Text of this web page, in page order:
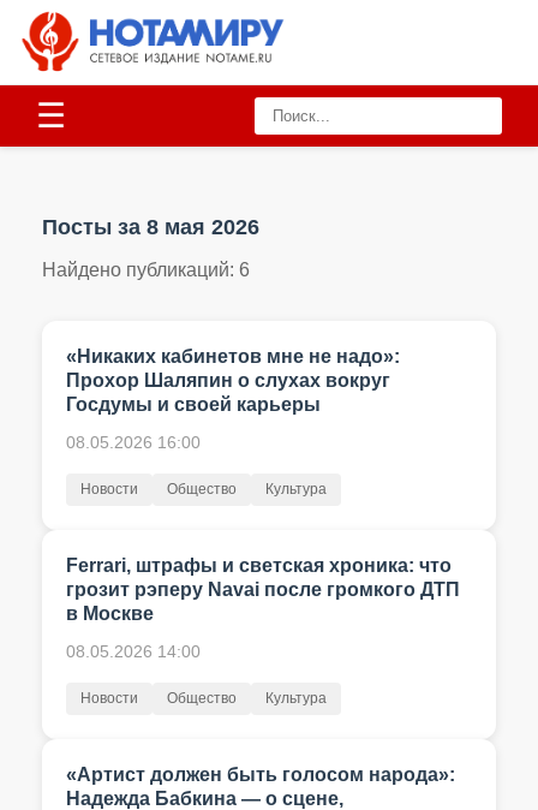
☰
Посты за 8 мая 2026
Найдено публикаций: 6
«Никаких кабинетов мне не надо»:
Прохор Шаляпин о слухах вокруг
Госдумы и своей карьеры
08.05.2026 16:00
Новости Общество Культура
Ferrari, штрафы и светская хроника: что
грозит рэперу Navai после громкого ДТП
в Москве
08.05.2026 14:00
Новости Общество Культура
«Артист должен быть голосом народа»:
Надежда Бабкина — о сцене,